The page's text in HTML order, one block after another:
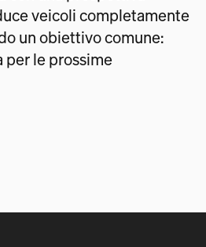
veicoli completamente
un obiettivo comune:
per le prossime